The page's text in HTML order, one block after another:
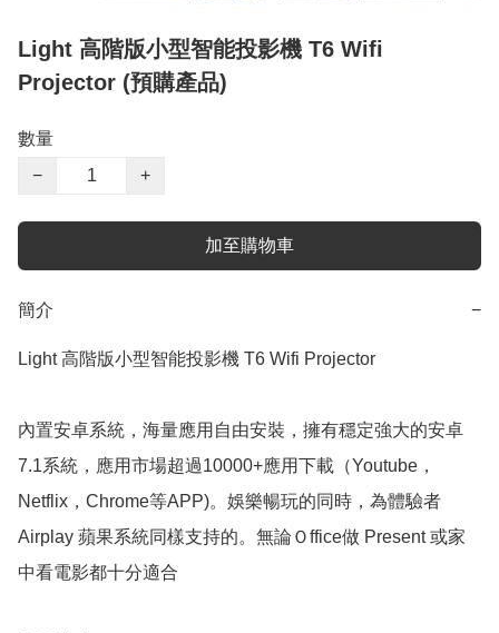
Light 高階版小型智能投影機 T6 Wifi
Projector (預購產品)
數量
−
+
加至購物車
簡介 −
Light 高階版小型智能投影機 T6 Wifi Projector
內置安卓系統，海量應用自由安裝，擁有穩定強大的安卓
7.1系統，應用市場超過10000+應用下載（Youtube，
Netflix，Chrome等APP)。娛樂暢玩的同時，為體驗者
Airplay 蘋果系統同樣支持的。無論Ｏffice做 Present 或家
中看電影都十分適合